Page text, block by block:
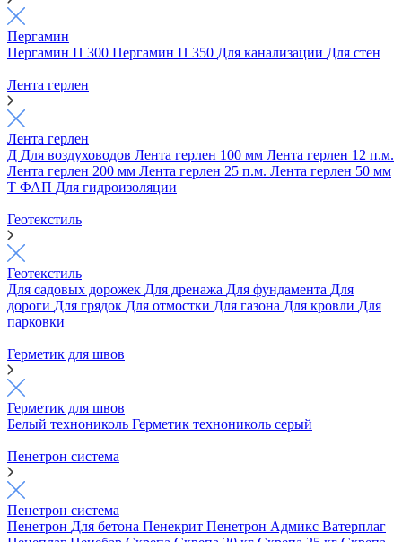
Пергамин
Пергамин П 300 Пергамин П 350 Для канализации Для стен
Лента герлен
Лента герлен
Д Для воздуховодов Лента герлен 100 мм Лента герлен 12 п.м.
Лента герлен 200 мм Лента герлен 25 п.м. Лента герлен 50 мм
Т ФАП Для гидроизоляции
Геотекстиль
Геотекстиль
Для садовых дорожек Для дренажа Для фундамента Для
дороги Для грядок Для отмостки Для газона Для кровли Для
парковки
Герметик для швов
Герметик для швов
Белый технониколь Герметик технониколь серый
Пенетрон система
Пенетрон система
Пенетрон Для бетона Пенекрит Пенетрон Адмикс Ватерплаг